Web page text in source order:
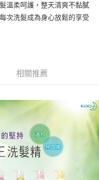
儲值。
帳。
，將跳轉至「AFTEE先享後付」
可完成結帳。
訊。
中的連結，可透過四大超商／
為交易完成。
但若您需要取消訂單，請聯絡
視為有效，需透過AFTEE先享
溫柔呵護，整天清爽不黏膩
次洗髮成為身心放鬆的享受
相關推薦